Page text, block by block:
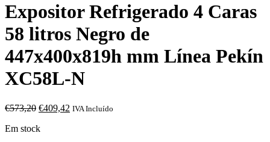
Expositor Refrigerado 4 Caras
58 litros Negro de
447x400x819h mm Línea Pekín
XC58L-N
€573,20 O
original
€409,42 O
IVA Incluído
Em stock